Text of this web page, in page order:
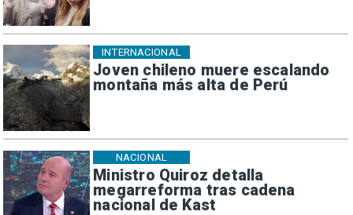
Joven chileno muere escalando
montaña más alta de Perú
INTERNACIONAL
Ministro Quiroz detalla
megarreforma tras cadena
nacional de Kast
NACIONAL